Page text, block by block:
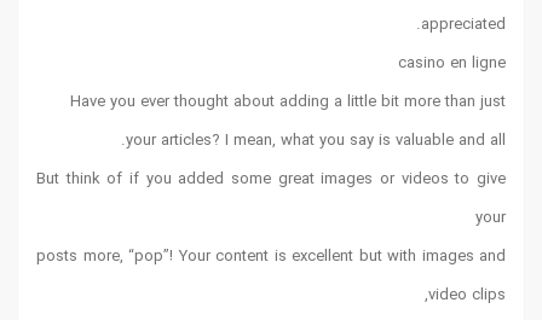
appreciated.
casino en ligne
Have you ever thought about adding a little bit more than just
your articles? I mean, what you say is valuable and all.
But think of if you added some great images or videos to give
your
posts more, “pop”! Your content is excellent but with images and
video clips,